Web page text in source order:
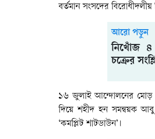
বর্তমান সংসদের বিরোধীদলীয়
আরো পড়ুন
নিখোঁজ ৪
চক্রের
১৬ জুলাই আন্দোলনের মোড়
দিয়ে শহীদ হন সমন্বয়ক
‘কমপ্লিট শাটডাউন’।